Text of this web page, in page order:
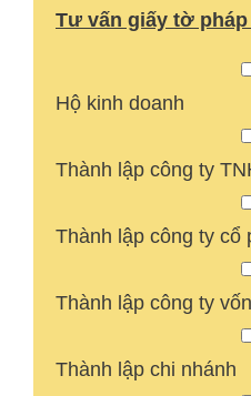
Tư vấn giấy tờ
Hộ kinh doanh
Thành lập công ty
Thành lập công ty cổ
Thành lập công ty
Thành lập chi nhánh